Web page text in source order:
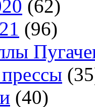
(62)
(96)
(40)